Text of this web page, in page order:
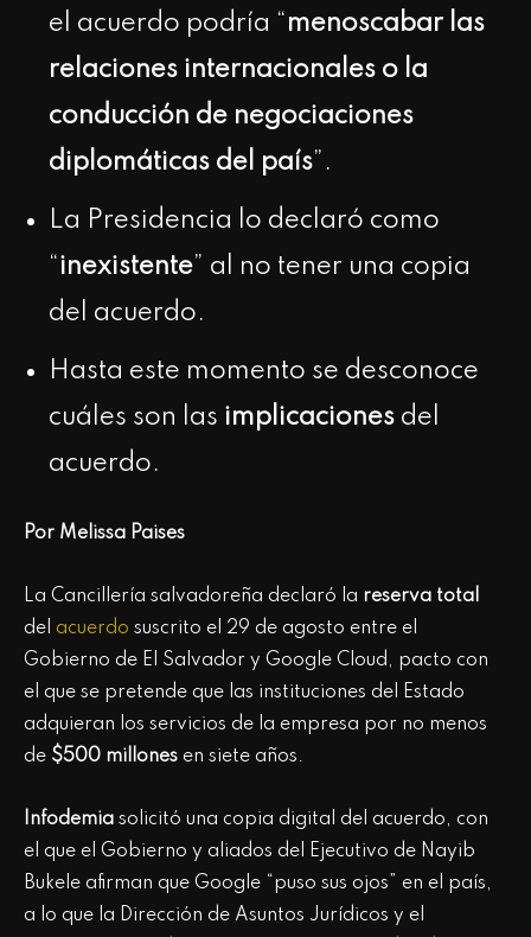
el acuerdo podría “menoscabar las
relaciones internacionales o la
conducción de negociaciones
diplomáticas del país”.
La Presidencia lo declaró como
“inexistente” al no tener una copia
del acuerdo.
Hasta este momento se desconoce
cuáles son las implicaciones del
acuerdo.
Por Melissa Paises
La Cancillería salvadoreña declaró la reserva total
del acuerdo suscrito el 29 de agosto entre el
Gobierno de El Salvador y Google Cloud, pacto con
el que se pretende que las instituciones del Estado
adquieran los servicios de la empresa por no menos
de $500 millones en siete años.
Infodemia solicitó una copia digital del acuerdo, con
el que el Gobierno y aliados del Ejecutivo de Nayib
Bukele afirman que Google “puso sus ojos” en el país,
a lo que la Dirección de Asuntos Jurídicos y el